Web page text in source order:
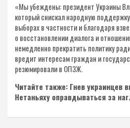
«Мы убеждены: президент Украины
который снискал народную
выборах в частности и благодаря
о восстановлении диалога и
немедленно прекратить политику
вредит интересам граждан и
резюмировали в ОПЗЖ.
Читайте также: Гнев украинцев
Нетаньяху оправдываться за